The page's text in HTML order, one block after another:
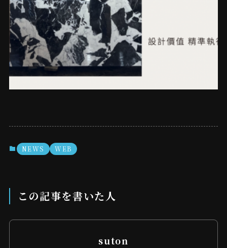
NEWS WEB
この記事を書いた人
suton